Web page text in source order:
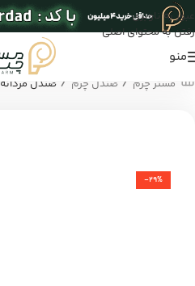
عبور به ناوبری
رفتن به محتوای اصلی
منو
مستر چرم / صندل چرم / صندل مردانه mrc147-02
-29%